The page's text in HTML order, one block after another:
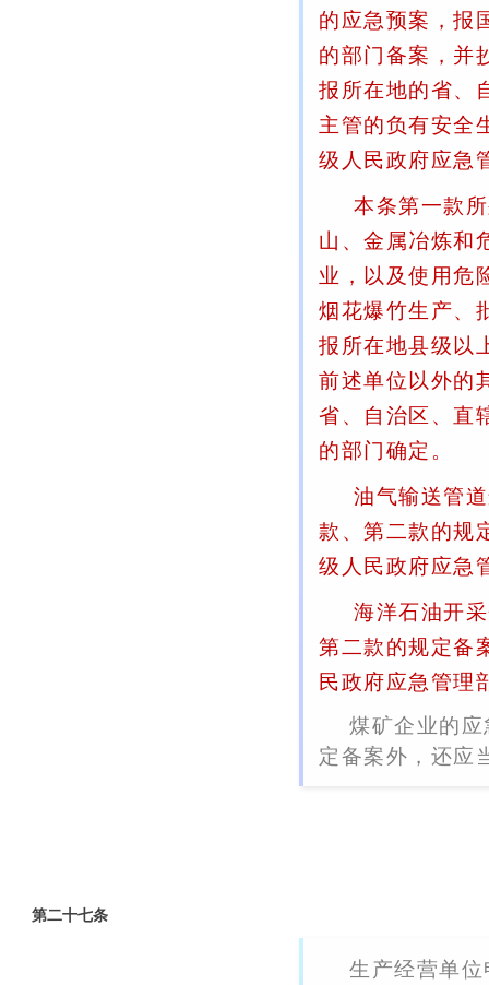
的应急预案，报
的部门备案，并
报所在地的省、
主管的负有安全
级人民政府应急
本条第一款
山、金属冶炼和
业，以及使用危
烟花爆竹生产、
报所在地县级以
前述单位以外的
省、自治区、直
的部门确定。
油气输送管
款、第二款的规
级人民政府应急
海洋石油开
第二款的规定备
民政府应急管理
煤矿企业的
定备案外，还应
第二十七条
生产经营单